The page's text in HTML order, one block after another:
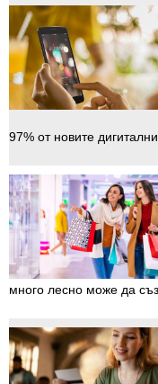
97% от новите
много лесно може да